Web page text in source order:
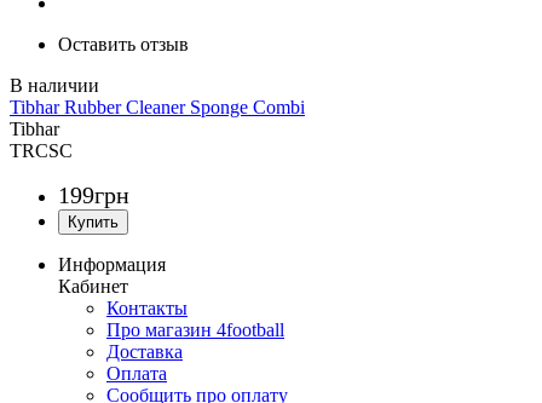
Оставить отзыв
Tibhar Rubber Cleaner Sponge Combi
Tibhar
TRCSC
199грн
Информация
Кабинет
Контакты
Про магазин 4football
Доставка
Оплата
Сообщить про оплату